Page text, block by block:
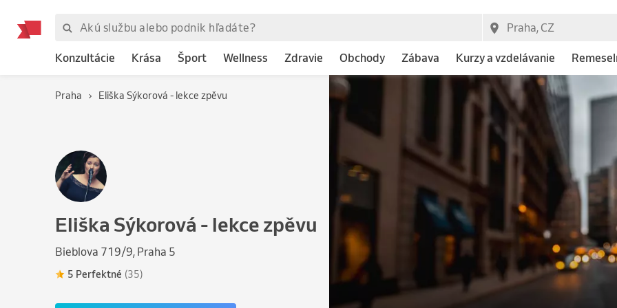
Konzultácie Krása Šport Wellness Zdravie Obchody Zábava Kurzy a vzdelávanie
Praha Eliška Sýkorová - lekce zpěvu
Eliška Sýkorová - lekce zpěvu
Bieblova 719/9, Praha 5
5 Perfektné (35)